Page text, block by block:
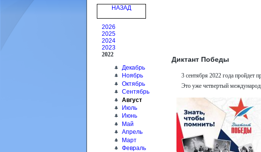
НАЗАД
2026
2025
2024
2023
2022
Декабрь
Ноябрь
Октябрь
Сентябрь
Август
Июль
Июнь
Май
Апрель
Март
Февраль
Диктант Победы
3 сентября 2022 года пройдет
Это уже четвертый